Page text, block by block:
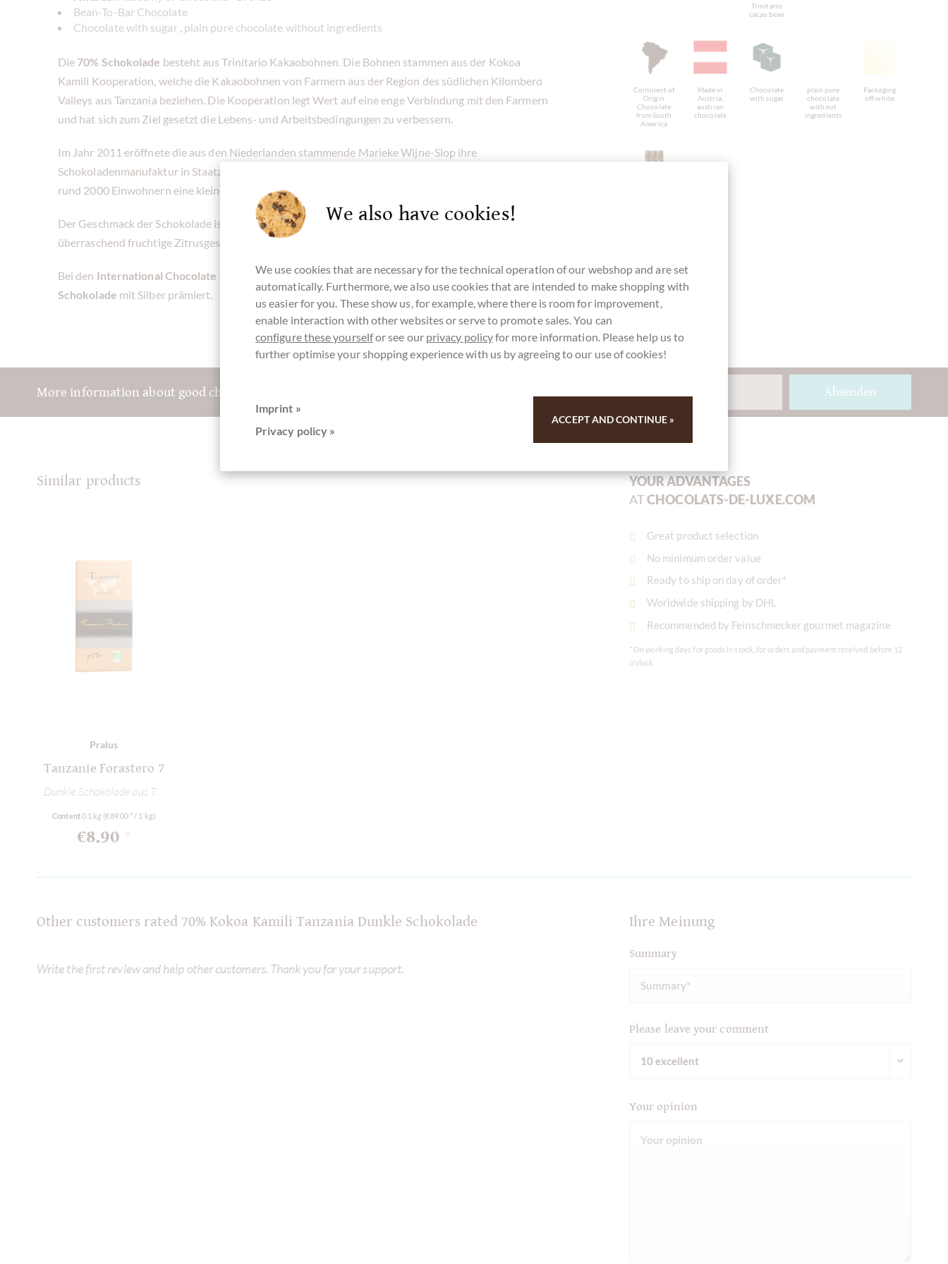
Bean-To-Bar Chocolate
Chocolate with sugar , plain pure chocolate without ingredients
Die 70% Schokolade besteht aus Trinitario Kakaobohnen. Die Bohnen stammen aus der Kokoa
Kamili Kooperation, welche die Kakaobohnen von Farmern aus der Region des südlichen Kilombero
Valleys aus Tanzania beziehen. Die Kooperation legt Wert auf eine enge Verbindung mit den Farmern
und hat sich zum Ziel gesetzt die Lebens- und Arbeitsbedingungen zu verbessern.
Im Jahr 2011 eröffnete die aus den Niederlanden stammende Marieke Wijne-Slop ihre
Schokoladenmanufaktur in Staatz. Staatz liegt im größten Weinbaugebiet Österreichs und ist mit
rund 2000 Einwohnern eine kleine Marktgemeinde.
Der Geschmack der Schokolade ist sehr konstrastreich
: die holzige Note wird ergänzt durch eine
überraschend fruchtige Zitrusgeschmack.
Bei den International Chocolate Awards EUROPA 2016wurde die70%ZART Kokoa Mill Tanzania
Schokolade mit Silber prämiert.
Trinitario
cacao bean
Continent of
Origin
Chocolate
from South
America
Made in
Austria,
austrian
chocolate
Chocolate
with sugar
plain pure
chocolate
without
ingredients
Packaging
off-white
More information about good chocolate? Register here for our SchokoNEWS: Absenden
Similar products
Pralus
Tanzanie Forastero 75% BIO - Zartbitterschokolade
Dunkle Schokolade aus Tanzania Afrika
Content0.1 kg (€89.00 * / 1 kg)
€8.90
YOUR ADVANTAGES
ATCHOCOLATS-DE-LUXE.COM
Great product selection
No minimum order value
Ready to ship on day of order*
Worldwide shipping by DHL
Recommended by Feinschmecker gourmet magazine
* On working days for goods in stock, for orders and payment received before 12
o'clock
Other customers rated 70% Kokoa Kamili Tanzania Dunkle Schokolade
Write the first review and help other customers. Thank you for your support.
Ihre Meinung
Summary
Please leave your comment
Your opinion
We also have cookies!
We use cookies that are necessary for the technical operation of our webshop and are set
automatically. Furthermore, we also use cookies that are intended to make shopping with
us easier for you. These show us, for example, where there is room for improvement,
enable interaction with other websites or serve to promote sales. You can
configure these yourselfor see our privacy policyfor more information. Please help us to
further optimise your shopping experience with us by agreeing to our use of cookies!
Imprint »
Privacy policy »
ACCEPT AND CONTINUE »